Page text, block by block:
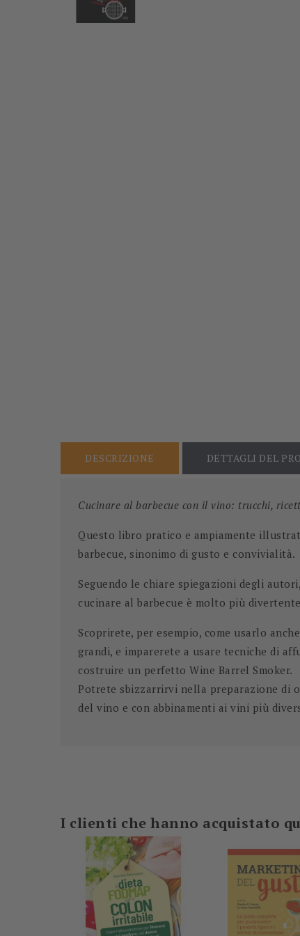
DESCRIZIONE DETTAGLI DEL
Cucinare al barbecue con il vino: trucchi,
Questo libro pratico e ampiamente
barbecue, sinonimo di gusto e convivialità.
Seguendo le chiare spiegazioni degli autori,
cucinare al barbecue è molto più
Scoprirete, per esempio, come usarlo
grandi, e imparerete a usare tecniche di
costruire un perfetto Wine Barrel Smoker.
Potrete sbizzarrirvi nella preparazione di
del vino e con abbinamenti ai vini più
I clienti che hanno acquistato